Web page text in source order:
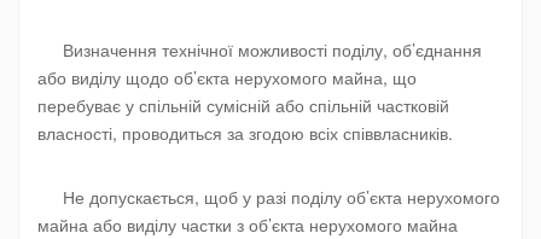
Визначення технічної можливості поділу, об’єднання
або виділу щодо об’єкта нерухомого майна, що
перебуває у спільній сумісній або спільній частковій
власності, проводиться за згодою всіх співвласників.
Не допускається, щоб у разі поділу об’єкта нерухомого
майна або виділу частки з об’єкта нерухомого майна